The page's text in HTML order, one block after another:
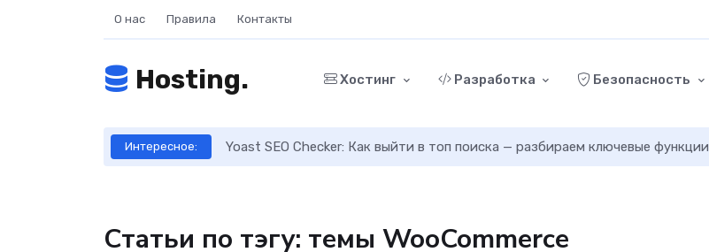
О нас Правила Контакты
Hosting. Хостинг Разработка Безопасность
Интересное: Yoast SEO Checker: Как выйти в топ поиска — разбираем ключевые функции
Статьи по тэгу: темы WooCommerce